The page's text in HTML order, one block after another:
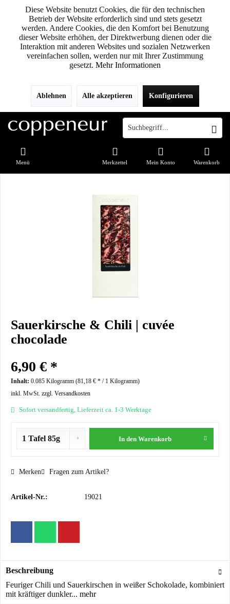
Diese Website benutzt Cookies, die für den technischen
Betrieb der Website erforderlich sind und stets gesetzt
werden. Andere Cookies, die den Komfort bei Benutzung
dieser Website erhöhen, der Direktwerbung dienen oder die
Interaktion mit anderen Websites und sozialen Netzwerken
vereinfachen sollen, werden nur mit Ihrer Zustimmung
gesetzt. Mehr Informationen
Ablehnen Alle akzeptieren Konfigurieren
Menü Warenkorb
Merkzettel Mein Konto
Sauerkirsche & Chili | cuvée
chocolade
6,90 € *
Inhalt: 0.085 Kilogramm (81,18 € * / 1 Kilogramm)
inkl. MwSt. zzgl. Versandkosten
Sofort versandfertig, Lieferzeit ca. 1-3 Werktage
In den Warenkorb
Merken Fragen zum Artikel?
Artikel-Nr.: 19021
Beschreibung
Feuriger Chili und Sauerkirschen in weißer Schokolade, kombiniert
mit kräftiger dunkler... mehr